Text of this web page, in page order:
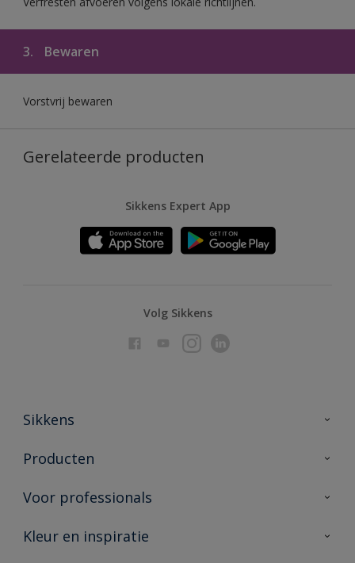
3. Bewaren
Vorstvrij bewaren
Gerelateerde producten
Sikkens Expert App
Volg Sikkens
Sikkens
Over Sikkens
Duurzaamheid
Producten
Producten voor binnen
Vind je verkooppunt
Voor professionals
Advies & service
Kleur en inspiratie